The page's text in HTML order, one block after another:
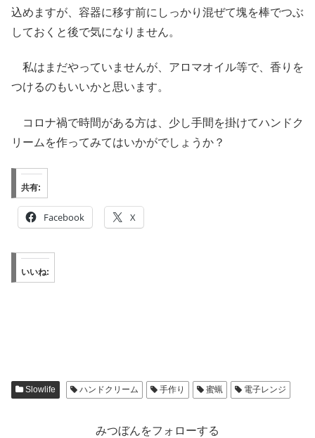
込めますが、容器に移す前にしっかり混ぜて塊を棒でつぶ
しておくと後で気になりません。
私はまだやっていませんが、アロマオイル等で、香りを
つけるのもいいかと思います。
コロナ禍で時間がある方は、少し手間を掛けてハンドク
リームを作ってみてはいかがでしょうか？
共有:
Facebook X
いいね:
Slowlife ハンドクリーム 手作り 蜜蝋 電子レンジ
みつぼんをフォローする